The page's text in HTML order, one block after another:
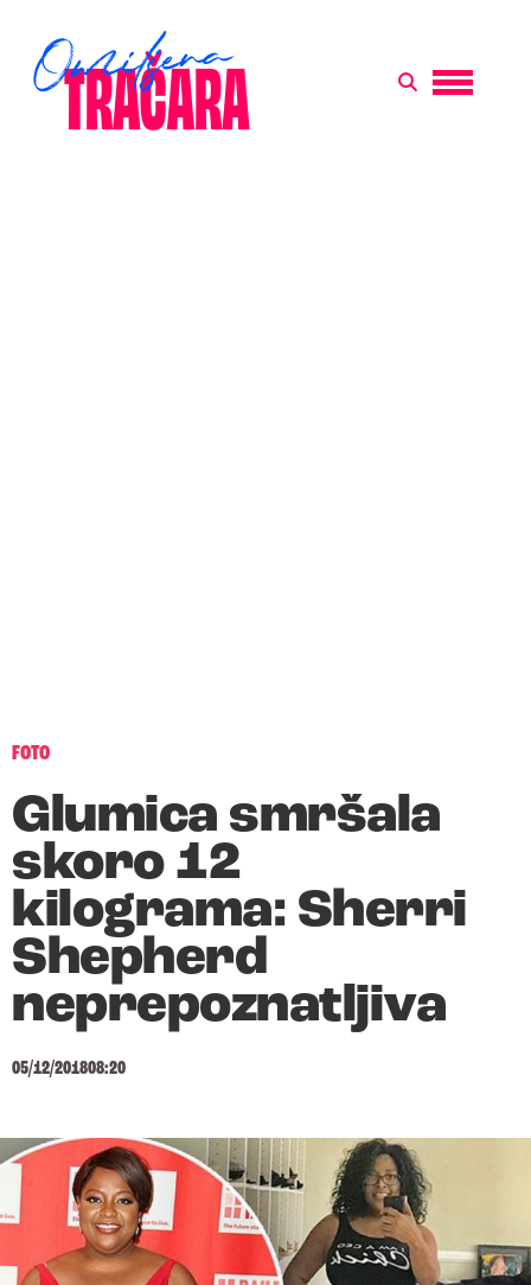
FOTO
Glumica smršala
skoro 12
kilograma: Sherri
Shepherd
neprepoznatljiva
05/12/201808:20